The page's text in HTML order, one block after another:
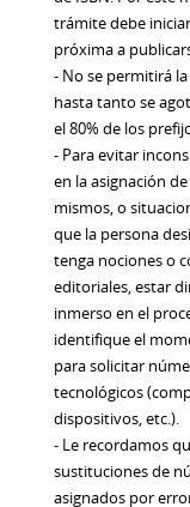
trámite debe
próxima a
- No se permitirá
hasta tanto se
el 80% de los
- Para evitar
en la asignación
mismos, o
que la persona
tenga nociones o
editoriales, estar
inmerso en el
identifique el
para solicitar
tecnológicos
dispositivos, etc.).
- Le recordamos
sustituciones de
asignados por